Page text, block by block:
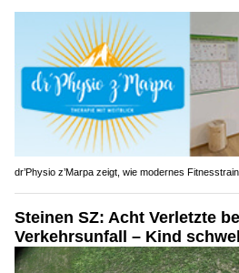
dr’Physio z’Marpa zeigt, wie modernes
Steinen SZ: Acht Verletzte
Verkehrsunfall – Kind